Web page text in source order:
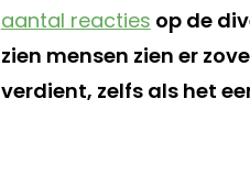
aantal reacties op de
zien mensen zien er
verdient, zelfs als het